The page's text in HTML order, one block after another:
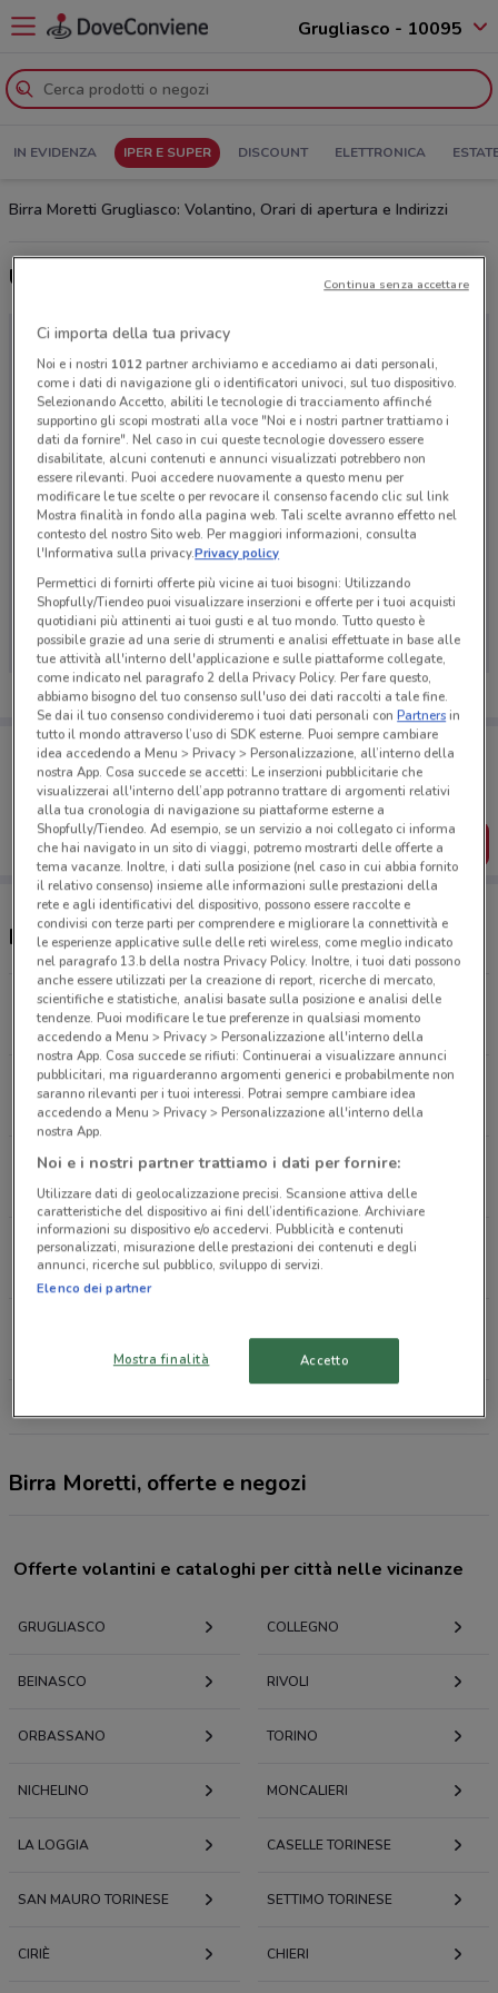
Grugliasco - 10095
IN EVIDENZA IPER E SUPER DISCOUNT ELETTRONICA
Birra Moretti Grugliasco: Volantino, Orari di apertura e Indirizzi
Ultime offerte del volantino Birra Moretti
Ci dispiace, al momento non abbiamo pubblicato
volantini nella tua zona. Riprova più tardi.
Porta DoveConviene sempre con te!
Puoi trovare le migliori offerte dei negozi vicino a te,
salvarle e creare la tua lista del risparmio, comodamente
dal tuo cellulare.
SCARICA L’APP
Negozi Birra Moretti a Grugliasco
Via Crea, 10 Grugliasco
2.7 km
APERTO
Via Spagna, 10/12 Collegno
4.5 km
CHIUSO
via Scarrone, 10 Nichelino
9.3 km
CHIUSO
C.So Brescia, 51 Torino
9.3 km
13.2 km
CHIUSO
Birra Moretti, offerte e negozi
Offerte volantini e cataloghi per città nelle vicinanze
GRUGLIASCO COLLEGNO
BEINASCO RIVOLI
ORBASSANO TORINO
NICHELINO MONCALIERI
LA LOGGIA CASELLE TORINESE
SAN MAURO TORINESE SETTIMO TORINESE
CIRIÈ CHIERI
Ci importa della tua privacy
Noi e i nostri 1012partner archiviamo e accediamo ai dati personali,
come i dati di navigazione gli o identificatori univoci, sul tuo dispositivo.
Selezionando Accetto, abiliti le tecnologie di tracciamento affinché
supportino gli scopi mostrati alla voce "Noi e i nostri partner trattiamo i
dati da fornire". Nel caso in cui queste tecnologie dovessero essere
disabilitate, alcuni contenuti e annunci visualizzati potrebbero non
essere rilevanti. Puoi accedere nuovamente a questo menu per
modificare le tue scelte o per revocare il consenso facendo clic sul link
Mostra finalità in fondo alla pagina web. Tali scelte avranno effetto nel
contesto del nostro Sito web. Per maggiori informazioni, consulta
l'Informativa sulla privacy.Privacy policy
Permettici di fornirti offerte più vicine ai tuoi bisogni: Utilizzando
Shopfully/Tiendeo puoi visualizzare inserzioni e offerte per i tuoi acquisti
quotidiani più attinenti ai tuoi gusti e al tuo mondo. Tutto questo è
possibile grazie ad una serie di strumenti e analisi effettuate in base alle
tue attività all'interno dell'applicazione e sulle piattaforme collegate,
come indicato nel paragrafo 2 della Privacy Policy. Per fare questo,
abbiamo bisogno del tuo consenso sull'uso dei dati raccolti a tale fine.
Se dai il tuo consenso condivideremo i tuoi dati personali conPartnersin
tutto il mondo attraverso l’uso di SDK esterne. Puoi sempre cambiare
idea accedendo a Menu > Privacy > Personalizzazione, all’interno della
nostra App. Cosa succede se accetti: Le inserzioni pubblicitarie che
visualizzerai all'interno dell’app potranno trattare di argomenti relativi
alla tua cronologia di navigazione su piattaforme esterne a
Shopfully/Tiendeo. Ad esempio, se un servizio a noi collegato ci informa
che hai navigato in un sito di viaggi, potremo mostrarti delle offerte a
tema vacanze. Inoltre, i dati sulla posizione (nel caso in cui abbia fornito
il relativo consenso) insieme alle informazioni sulle prestazioni della
rete e agli identificativi del dispositivo, possono essere raccolte e
condivisi con terze parti per comprendere e migliorare la connettività e
le esperienze applicative sulle delle reti wireless, come meglio indicato
nel paragrafo 13.b della nostra Privacy Policy. Inoltre, i tuoi dati possono
anche essere utilizzati per la creazione di report, ricerche di mercato,
scientifiche e statistiche, analisi basate sulla posizione e analisi delle
tendenze. Puoi modificare le tue preferenze in qualsiasi momento
accedendo a Menu > Privacy > Personalizzazione all'interno della
nostra App. Cosa succede se rifiuti: Continuerai a visualizzare annunci
pubblicitari, ma riguarderanno argomenti generici e probabilmente non
saranno rilevanti per i tuoi interessi. Potrai sempre cambiare idea
accedendo a Menu > Privacy > Personalizzazione all'interno della
nostra App.
Noi e i nostri partner trattiamo i dati per fornire:
Utilizzare dati di geolocalizzazione precisi. Scansione attiva delle
caratteristiche del dispositivo ai fini dell’identificazione. Archiviare
informazioni su dispositivo e/o accedervi. Pubblicità e contenuti
personalizzati, misurazione delle prestazioni dei contenuti e degli
annunci, ricerche sul pubblico, sviluppo di servizi.
Elenco dei partner
Mostra finalità Accetto
Continua senza accettare